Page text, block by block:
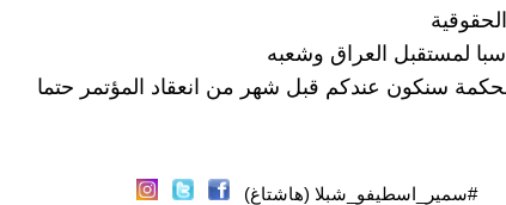
سنكون عندكم قبل شهر من انعقاد المؤتمر حتما
#سمير_اسطيفو_شبلا (هاشتاغ)